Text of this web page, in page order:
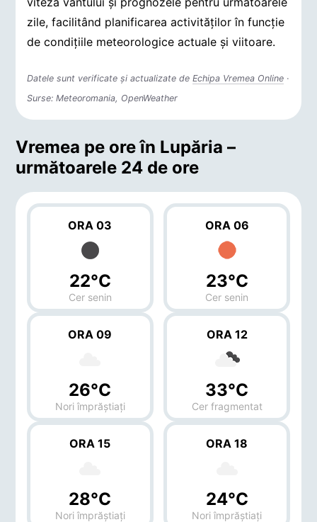
zile, facilitând planificarea activităților în funcție
de condițiile meteorologice actuale și viitoare.
Datele sunt verificate și actualizate deEchipa Vremea Online ·
Surse: Meteoromania, OpenWeather
Vremea pe ore în Lupăria –
următoarele 24 de ore
ORA 03
22°C
Cer senin
ORA 06
23°C
Cer senin
ORA 09
26°C
Nori împrăștiați
ORA 12
33°C
Cer fragmentat
ORA 15
28°C
Nori împrăștiați
ORA 18
24°C
Nori împrăștiați